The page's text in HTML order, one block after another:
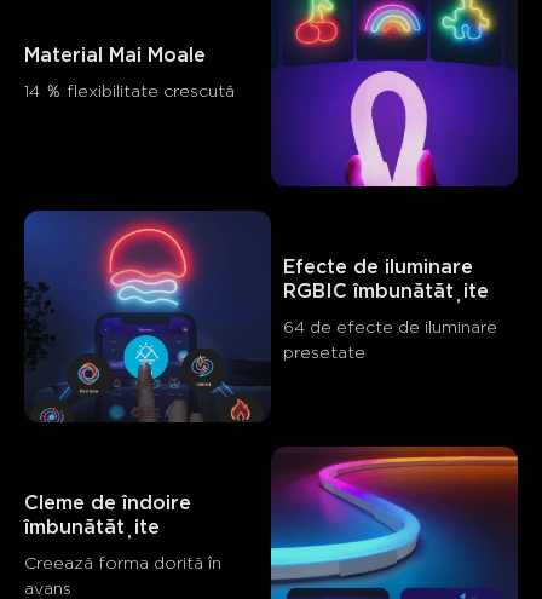
Material Mai Moale
14 ％ flexibilitate crescută
Efecte de iluminare
RGBIC îmbunătățite
64 de efecte de iluminare
presetate
Cleme de îndoire
îmbunătățite
Creează forma dorită în
avans